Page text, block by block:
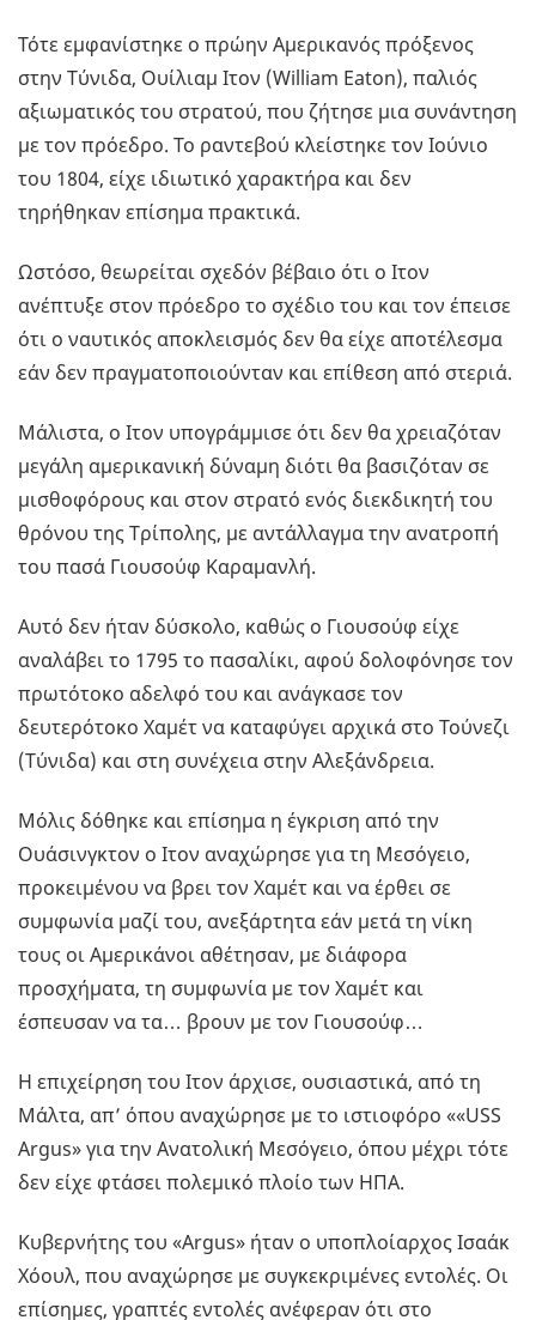
Τότε εμφανίστηκε ο πρώην Αμερικανός πρόξενος
στην Τύνιδα, Ουίλιαμ Ιτον (William Eaton), παλιός
αξιωματικός του στρατού, που ζήτησε μια συνάντηση
με τον πρόεδρο. Το ραντεβού κλείστηκε τον Ιούνιο
του 1804, είχε ιδιωτικό χαρακτήρα και δεν
τηρήθηκαν επίσημα πρακτικά.
Ωστόσο, θεωρείται σχεδόν βέβαιο ότι ο Ιτον
ανέπτυξε στον πρόεδρο το σχέδιο του και τον έπεισε
ότι ο ναυτικός αποκλεισμός δεν θα είχε αποτέλεσμα
εάν δεν πραγματοποιούνταν και επίθεση από στεριά.
Μάλιστα, ο Ιτον υπογράμμισε ότι δεν θα χρειαζόταν
μεγάλη αμερικανική δύναμη διότι θα βασιζόταν σε
μισθοφόρους και στον στρατό ενός διεκδικητή του
θρόνου της Τρίπολης, με αντάλλαγμα την ανατροπή
του πασά Γιουσούφ Καραμανλή.
Αυτό δεν ήταν δύσκολο, καθώς ο Γιουσούφ είχε
αναλάβει το 1795 το πασαλίκι, αφού δολοφόνησε τον
πρωτότοκο αδελφό του και ανάγκασε τον
δευτερότοκο Χαμέτ να καταφύγει αρχικά στο Τούνεζι
(Τύνιδα) και στη συνέχεια στην Αλεξάνδρεια.
Μόλις δόθηκε και επίσημα η έγκριση από την
Ουάσινγκτον ο Ιτον αναχώρησε για τη Μεσόγειο,
προκειμένου να βρει τον Χαμέτ και να έρθει σε
συμφωνία μαζί του, ανεξάρτητα εάν μετά τη νίκη
τους οι Αμερικάνοι αθέτησαν, με διάφορα
προσχήματα, τη συμφωνία με τον Χαμέτ και
έσπευσαν να τα… βρουν με τον Γιουσούφ…
Η επιχείρηση του Ιτον άρχισε, ουσιαστικά, από τη
Μάλτα, απ’ όπου αναχώρησε με το ιστιοφόρο ««USS
Argus» για την Ανατολική Μεσόγειο, όπου μέχρι τότε
δεν είχε φτάσει πολεμικό πλοίο των ΗΠΑ.
Κυβερνήτης του «Argus» ήταν ο υποπλοίαρχος Ισαάκ
Χόουλ, που αναχώρησε με συγκεκριμένες εντολές. Οι
επίσημες, γραπτές εντολές ανέφεραν ότι στο